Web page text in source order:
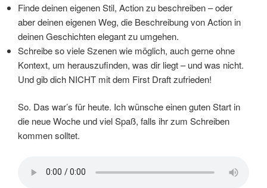
Finde deinen eigenen Stil, Action zu beschreiben – oder
aber deinen eigenen Weg, die Beschreibung von Action in
deinen Geschichten elegant zu umgehen.
Schreibe so viele Szenen wie möglich, auch gerne ohne
Kontext, um herauszufinden, was dir liegt – und was nicht.
Und gib dich NICHT mit dem First Draft zufrieden!
So. Das war’s für heute. Ich wünsche einen guten Start in
die neue Woche und viel Spaß, falls ihr zum Schreiben
kommen solltet.